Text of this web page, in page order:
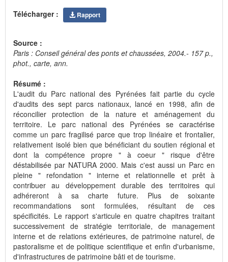
Télécharger : Rapport
Source :
Paris : Conseil général des ponts et chaussées, 2004.- 157 p.,
phot., carte, ann.
Résumé :
L'audit du Parc national des Pyrénées fait partie du cycle
d'audits des sept parcs nationaux, lancé en 1998, afin de
réconcilier protection de la nature et aménagement du
territoire. Le parc national des Pyrénées se caractérise
comme un parc fragilisé parce que trop linéaire et frontalier,
relativement isolé bien que bénéficiant du soutien régional et
dont la compétence propre " à coeur " risque d'être
déstabilisée par NATURA 2000. Mais c'est aussi un Parc en
pleine " refondation " interne et relationnelle et prêt à
contribuer au développement durable des territoires qui
adhéreront à sa charte future. Plus de soixante
recommandations sont formulées, résultant de ces
spécificités. Le rapport s'articule en quatre chapitres traitant
successivement de stratégie territoriale, de management
interne et de relations extérieures, de patrimoine naturel, de
pastoralisme et de politique scientifique et enfin d'urbanisme,
d'infrastructures de patrimoine bâti et de tourisme.